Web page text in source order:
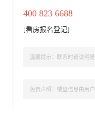
400 823 6688
[看房报名登记]
温馨提示：联系时请说明
免责声明：楼盘信息由用